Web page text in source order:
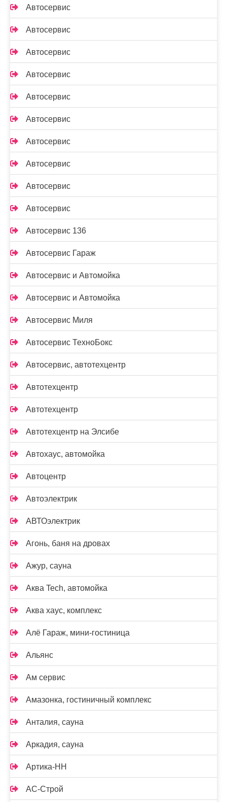
Автосервис
Автосервис
Автосервис
Автосервис
Автосервис
Автосервис
Автосервис
Автосервис
Автосервис
Автосервис
Автосервис 136
Автосервис Гараж
Автосервис и Автомойка
Автосервис и Автомойка
Автосервис Миля
Автосервис ТехноБокс
Автосервис, автотехцентр
Автотехцентр
Автотехцентр
Автотехцентр на Элсибе
Автохаус, автомойка
Автоцентр
Автоэлектрик
АВТОэлектрик
Агонь, баня на дровах
Ажур, сауна
Аква Tech, автомойка
Аква хаус, комплекс
Алё Гараж, мини-гостиница
Альянс
Ам сервис
Амазонка, гостиничный комплекс
Анталия, сауна
Аркадия, сауна
Артика-НН
АС-Строй